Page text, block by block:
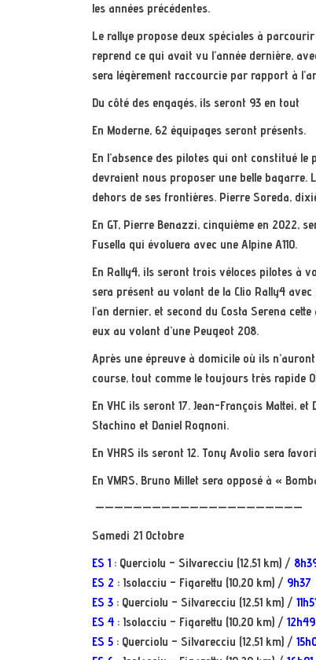
les années précédentes.
Le rallye propose deux spéciales à
reprend ce qui avait vu l’année dernière,
sera légèrement raccourcie par rapport à
Du côté des engagés, ils seront 93 en tout
En Moderne, 62 équipages seront présents.
En l’absence des pilotes qui ont constitué
devraient nous proposer une belle bagarre.
dehors de ses frontières. Pierre Soreda,
En GT, Pierre Benazzi, cinquième en 2022,
Fusella qui évoluera avec une Alpine A110.
En Rally4, ils seront trois véloces pilotes à
sera présent au volant de la Clio Rally4
l’an dernier, et second du Costa Serena
eux au volant d’une Peugeot 208.
Après une épreuve à domicile où ils
course, tout comme le toujours très rapide
En VHC ils seront 17. Jean-François Mattei,
Stachino et Daniel Rognoni.
En VHRS ils seront 12. Tony Avolio sera
En VMRS, Bruno Millet sera opposé à «
——————————————————————
Samedi 21 Octobre
ES 1 : Querciolu – Silvarecciu (12,51 km) /
ES 2 : Isolacciu – Figarettu (10,20 km) / 9h37
ES 3 : Querciolu – Silvarecciu (12,51 km) /
ES 4 : Isolacciu – Figarettu (10,20 km) / 12h49
ES 5 : Querciolu – Silvarecciu (12,51 km) /